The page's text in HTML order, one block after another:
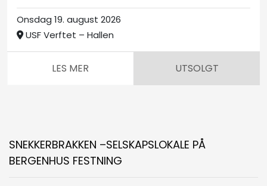
Onsdag 19. august 2026
USF Verftet – Hallen
LES MER UTSOLGT
SNEKKERBRAKKEN –SELSKAPSLOKALE PÅ
BERGENHUS FESTNING